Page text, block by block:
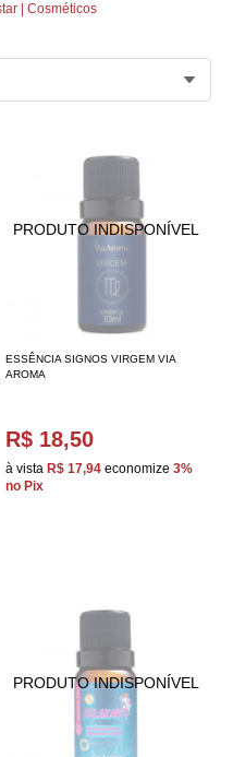
| Cosméticos
ESSÊNCIA SIGNOS VIRGEM VIA
AROMA
R$ 18,50
à vista R$ 17,94 economize 3%
no Pix